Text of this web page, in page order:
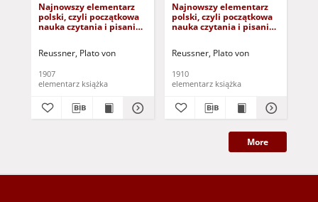
Najnowszy elementarz
polski, czyli początkowa
nauka czytania i pisania
Reussner, Plato von
1907
elementarz książka
Najnowszy elementarz
polski, czyli początkowa
nauka czytania i pisania
Reussner, Plato von
1910
elementarz książka
More